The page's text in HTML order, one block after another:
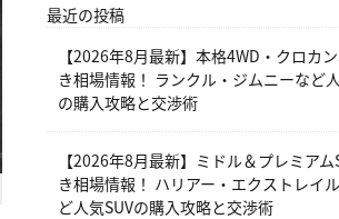
最近の投稿
【2026年8月最新】本格4WD・クロカ
き相場情報！ ランクル・ジムニーなど
の購入攻略と交渉術
【2026年8月最新】ミドル＆プレミアム
き相場情報！ ハリアー・エクストレイ
ど人気SUVの購入攻略と交渉術